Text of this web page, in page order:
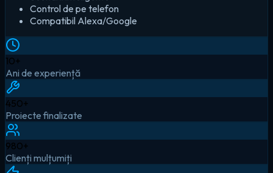
Control de pe telefon
Compatibil Alexa/Google
10+
Ani de experiență
450+
Proiecte finalizate
980+
Clienți mulțumiți